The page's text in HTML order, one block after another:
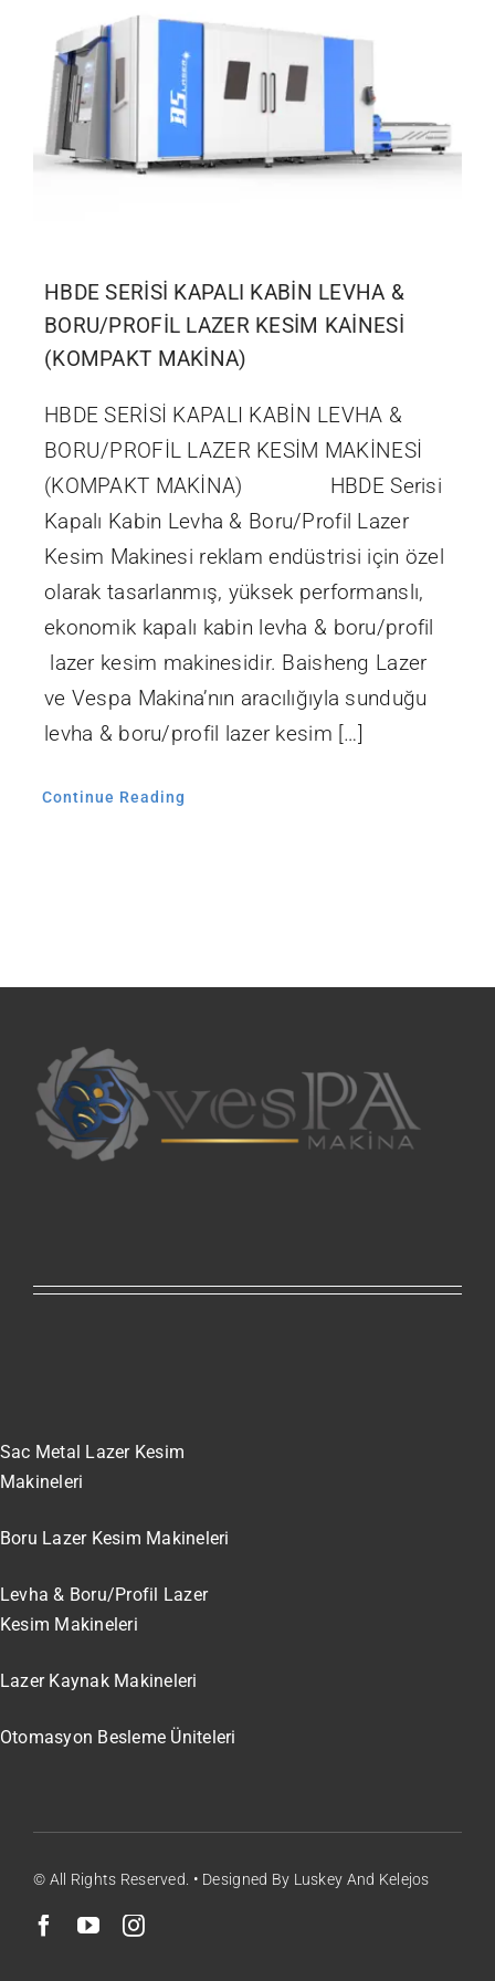
İletişim
HBDE SERİSİ KAPALI KABİN LEVHA &
BORU/PROFİL LAZER KESİM KAİNESİ
(KOMPAKT MAKİNA)
HBDE SERİSİ KAPALI KABİN LEVHA &
BORU/PROFİL LAZER KESİM MAKİNESİ
(KOMPAKT MAKİNA) HBDE Serisi
Kapalı Kabin Levha & Boru/Profil Lazer
Kesim Makinesi reklam endüstrisi için özel
olarak tasarlanmış, yüksek performanslı,
ekonomik kapalı kabin levha & boru/profil
lazer kesim makinesidir. Baisheng Lazer
ve Vespa Makina’nın aracılığıyla sunduğu
levha & boru/profil lazer kesim […]
Continue Reading
Sac Metal Lazer Kesim
Makineleri
Boru Lazer Kesim Makineleri
Levha & Boru/Profil Lazer
Kesim Makineleri
Lazer Kaynak Makineleri
Otomasyon Besleme Üniteleri
© All Rights Reserved. • Designed By Luskey And Kelejos